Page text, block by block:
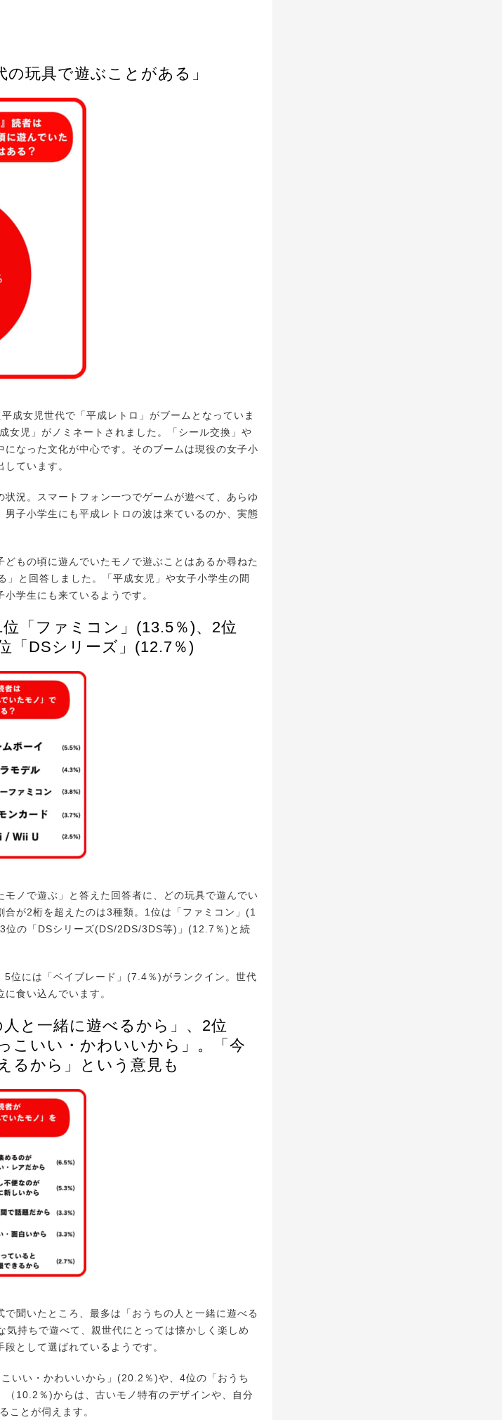
玩具で遊ぶことがある」
成女児世代で「平成レトロ」がブームとなっていま
女児」がノミネートされました。「シール交換」や
になった文化が中心です。そのブームは現役の女子小
ています。
況。スマートフォン一つでゲームが遊べて、あらゆ
子小学生にも平成レトロの波は来ているのか、実態
もの頃に遊んでいたモノで遊ぶことはあるか尋ねた
」と回答しました。「平成女児」や女子小学生の間
学生にも来ているようです。
「ファミコン」(13.5％)、2位
「DSシリーズ」(12.7％)
ノで遊ぶ」と答えた回答者に、どの玩具で遊んでい
が2桁を超えたのは3種類。1位は「ファミコン」(1
の「DSシリーズ(DS/2DS/3DS等)」(12.7％)と続
位には「ベイブレード」(7.4％)がランクイン。世代
食い込んでいます。
と一緒に遊べるから」、2位
こいい・かわいいから」。「今
るから」という意見も
聞いたところ、最多は「おうちの人と一緒に遊べる
持ちで遊べて、親世代にとっては懐かしく楽しめ
として選ばれているようです。
いい・かわいいから」(20.2％)や、4位の「おうち
10.2％)からは、古いモノ特有のデザインや、自分
ことが伺えます。